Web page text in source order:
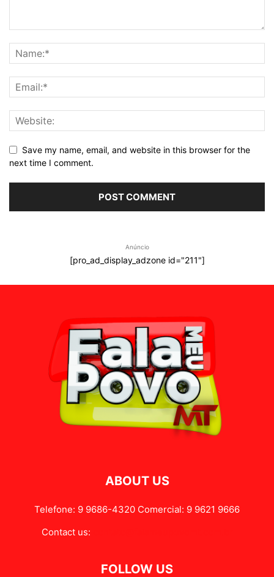
Save my name, email, and website in this browser for the
next time I comment.
Anúncio
[pro_ad_display_adzone id="211"]
ABOUT US
Telefone: 9 9686-4320 Comercial: 9 9621 9666
Contact us:
FOLLOW US